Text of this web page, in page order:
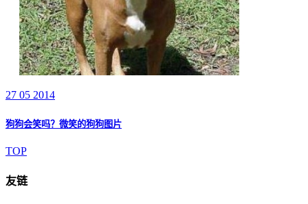
27 05 2014
狗狗会笑吗？微笑的狗狗图片
TOP
友链